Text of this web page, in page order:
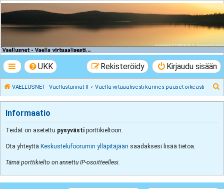
VAELLUSNET -
Vaellusturinat II
UKK Kirjaudu sisään
Rekisteröidy
VAELLUSNET - Vaellusturinat II Vaella virtuaalisesti kunnes pääset oikeasti
Informaatio
Teidät on asetettu pysyvästi porttikieltoon.
Ota yhteyttä Keskustelufoorumin ylläpitäjään saadaksesi lisää tietoa.
Tämä porttikielto on annettu IP-osoitteellesi.